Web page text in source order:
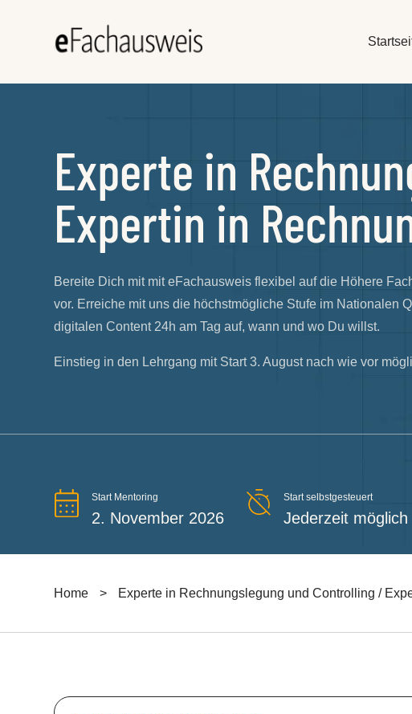
Experte in
Expertin in
Bereite Dich mit mit eFachausweis flexibel auf die Höhere
vor. Erreiche mit uns die höchstmögliche Stufe im Nationalen
digitalen Content 24h am Tag auf, wann und wo Du willst.
Einstieg in den Lehrgang mit Start 3. August nach wie vor
Start Mentoring
2. November 2026
Start selbstgesteuert
Jederzeit möglich
Home > Experte in Rechnungslegung und Controlling /